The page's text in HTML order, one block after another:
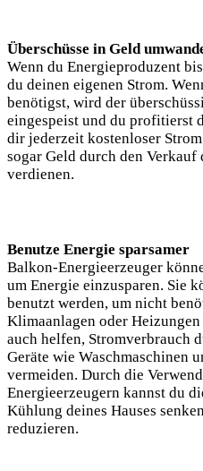
Überschüsse in Geld
Wenn du Energieproduzent
du deinen eigenen Strom.
benötigst, wird der
eingespeist und du profitierst
dir jederzeit kostenloser
sogar Geld durch den Verkauf
verdienen.
Benutze Energie sparsamer
Balkon-Energieerzeuger
um Energie einzusparen. Sie
benutzt werden, um nicht
Klimaanlagen oder
auch helfen, Stromverbrauch
Geräte wie Waschmaschinen
vermeiden. Durch die
Energieerzeugern kannst du
Kühlung deines Hauses
reduzieren.